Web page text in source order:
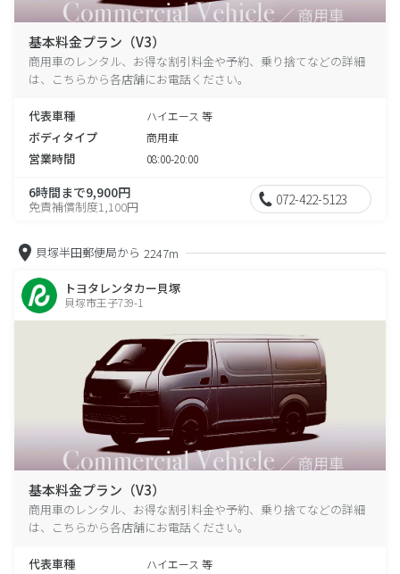
基本料金プラン（V3）
商用車のレンタル、お得な割引料金や予約、乗り捨てなどの詳細
は、こちらから各店舗にお電話ください。
代表車種 ハイエース 等
ボディタイプ 商用車
営業時間 08:00-20:00
6時間まで9,900円
免責補償制度1,100円 072-422-5123
貝塚半田郵便局から 2247m
トヨタレンタカー貝塚
貝塚市王子739-1
基本料金プラン（V3）
商用車のレンタル、お得な割引料金や予約、乗り捨てなどの詳細
は、こちらから各店舗にお電話ください。
代表車種 ハイエース 等